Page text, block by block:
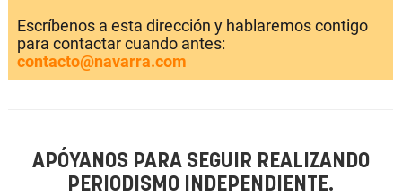
Escríbenos a esta dirección y hablaremos contigo
para contactar cuando antes:
contacto@navarra.com
APÓYANOS PARA SEGUIR REALIZANDO
PERIODISMO INDEPENDIENTE.